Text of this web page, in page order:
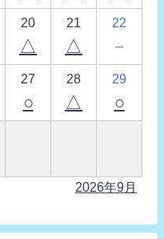
20
△
21
△
22
－
27
○
28
△
29
○
2026年9月